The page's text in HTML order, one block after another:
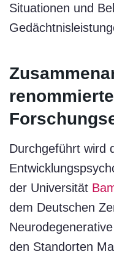
Situationen und
Durchgeführt wird
der Universität
dem Deutschen
den Standorten